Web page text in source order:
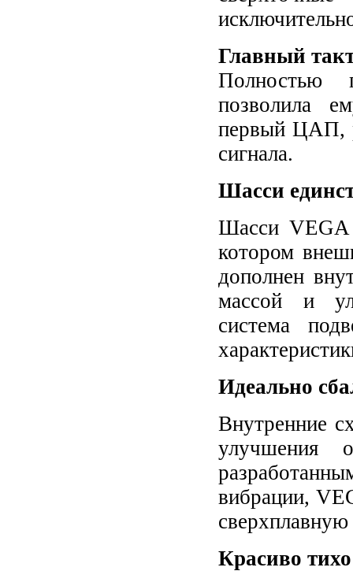
Главный
Полностью
позволила
первый ЦАП,
сигнала.
Шасси
Шасси VEGA
котором
дополнен
массой и
система
Идеально
Внутренние
улучшения
вибрации,
сверхплавную
Красиво тихо